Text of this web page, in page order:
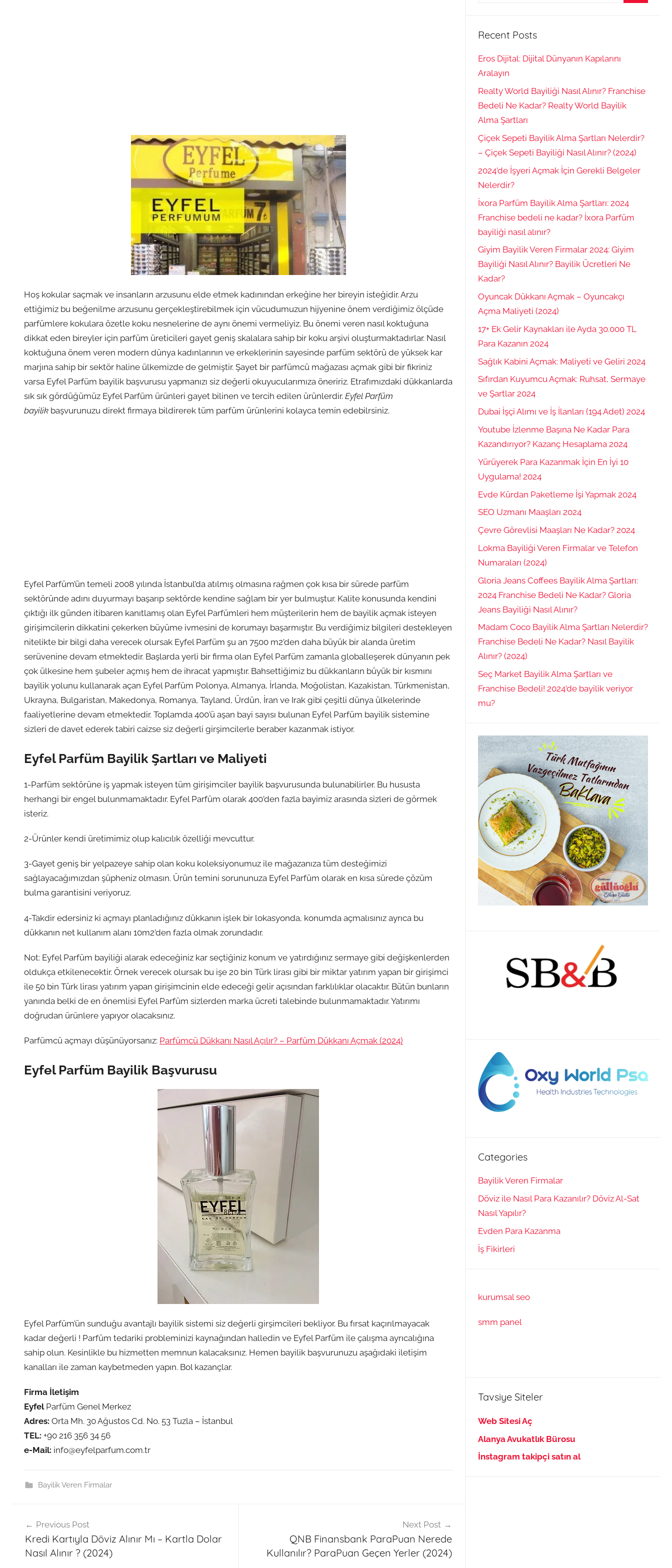
Hoş kokular saçmak ve insanların arzusunu elde etmek kadınından erkeğine her bireyin isteğidir. Arzu
ettiğimiz bu beğenilme arzusunu gerçekleştirebilmek için vücudumuzun hijyenine önem verdiğimiz ölçüde
parfümlere kokulara özetle koku nesnelerine de aynı önemi vermeliyiz. Bu önemi veren nasıl koktuğuna
dikkat eden bireyler için parfüm üreticileri gayet geniş skalalara sahip bir koku arşivi oluşturmaktadırlar. Nasıl
koktuğuna önem veren modern dünya kadınlarının ve erkeklerinin sayesinde parfüm sektörü de yüksek kar
marjına sahip bir sektör haline ülkemizde de gelmiştir. Şayet bir parfümcü mağazası açmak gibi bir fikriniz
varsa Eyfel Parfüm bayilik başvurusu yapmanızı siz değerli okuyucularımıza öneririz. Etrafımızdaki dükkanlarda
sık sık gördüğümüz Eyfel Parfüm ürünleri gayet bilinen ve tercih edilen ürünlerdir. Eyfel Parfüm
bayilik başvurunuzu direkt firmaya bildirerek tüm parfüm ürünlerini kolayca temin edebilrsiniz.
Eyfel Parfüm’ün temeli 2008 yılında İstanbul’da atılmış olmasına rağmen çok kısa bir sürede parfüm
sektöründe adını duyurmayı başarıp sektörde kendine sağlam bir yer bulmuştur. Kalite konusunda kendini
çıktığı ilk günden itibaren kanıtlamış olan Eyfel Parfümleri hem müşterilerin hem de bayilik açmak isteyen
girişimcilerin dikkatini çekerken büyüme ivmesini de korumayı başarmıştır. Bu verdiğimiz bilgileri destekleyen
nitelikte bir bilgi daha verecek olursak Eyfel Parfüm şu an 7500 m2’den daha büyük bir alanda üretim
serüvenine devam etmektedir. Başlarda yerli bir firma olan Eyfel Parfüm zamanla globalleşerek dünyanın pek
çok ülkesine hem şubeler açmış hem de ihracat yapmıştır. Bahsettiğimiz bu dükkanların büyük bir kısmını
bayilik yolunu kullanarak açan Eyfel Parfüm Polonya, Almanya, İrlanda, Moğolistan, Kazakistan, Türkmenistan,
Ukrayna, Bulgaristan, Makedonya, Romanya, Tayland, Ürdün, İran ve Irak gibi çeşitli dünya ülkelerinde
faaliyetlerine devam etmektedir. Toplamda 400’ü aşan bayi sayısı bulunan Eyfel Parfüm bayilik sistemine
sizleri de davet ederek tabiri caizse siz değerli girşimcilerle beraber kazanmak istiyor.
Eyfel Parfüm Bayilik Şartları ve Maliyeti
1-Parfüm sektörüne iş yapmak isteyen tüm girişimciler bayilik başvurusunda bulunabilirler. Bu hususta
herhangi bir engel bulunmamaktadır. Eyfel Parfüm olarak 400’den fazla bayimiz arasında sizleri de görmek
isteriz.
2-Ürünler kendi üretimimiz olup kalıcılık özelliği mevcuttur.
3-Gayet geniş bir yelpazeye sahip olan koku koleksiyonumuz ile mağazanıza tüm desteğimizi
sağlayacağımızdan şüpheniz olmasın. Ürün temini sorununuza Eyfel Parfüm olarak en kısa sürede çözüm
bulma garantisini veriyoruz.
4-Takdir edersiniz ki açmayı planladığınız dükkanın işlek bir lokasyonda, konumda açmalısınız ayrıca bu
dükkanın net kullanım alanı 10m2’den fazla olmak zorundadır.
Not: Eyfel Parfüm bayiliği alarak edeceğiniz kar seçtiğiniz konum ve yatırdığınız sermaye gibi değişkenlerden
oldukça etkilenecektir. Örnek verecek olursak bu işe 20 bin Türk lirası gibi bir miktar yatırım yapan bir girişimci
ile 50 bin Türk lirası yatırım yapan girişimcinin elde edeceği gelir açısından farklılıklar olacaktır. Bütün bunların
yanında belki de en önemlisi Eyfel Parfüm sizlerden marka ücreti talebinde bulunmamaktadır. Yatırımı
doğrudan ürünlere yapıyor olacaksınız.
Parfümcü açmayı düşünüyorsanız: Parfümcü Dükkanı Nasıl Açılır? – Parfüm Dükkanı Açmak (2024)
Eyfel Parfüm Bayilik Başvurusu
Eyfel Parfüm’ün sunduğu avantajlı bayilik sistemi siz değerli girşimcileri bekliyor. Bu fırsat kaçırılmayacak
kadar değerli ! Parfüm tedariki probleminizi kaynağından halledin ve Eyfel Parfüm ile çalışma ayrıcalığına
sahip olun. Kesinlikle bu hizmetten memnun kalacaksınız. Hemen bayilik başvurunuzu aşağıdaki iletişim
kanalları ile zaman kaybetmeden yapın. Bol kazançlar.
Firma İletişim
Eyfel Parfüm Genel Merkez
Adres: Orta Mh. 30 Ağustos Cd. No. 53 Tuzla – İstanbul
TEL: +90 216 356 34 56
e-Mail: info@eyfelparfum.com.tr
Bayilik Veren Firmalar
navigation
Previous Post
Kredi Kartıyla Döviz Alınır Mı – Kartla Dolar
Nasıl Alınır ? (2024)
Next Post
QNB Finansbank ParaPuan Nerede
Kullanılır? ParaPuan Geçen Yerler (2024)
Recent Posts
Eros Dijital: Dijital Dünyanın Kapılarını
Aralayın
Realty World Bayiliği Nasıl Alınır? Franchise
Bedeli Ne Kadar? Realty World Bayilik
Alma Şartları
Çiçek Sepeti Bayilik Alma Şartları Nelerdir?
– Çiçek Sepeti Bayiliği Nasıl Alınır? (2024)
2024’de İşyeri Açmak İçin Gerekli Belgeler
Nelerdir?
İxora Parfüm Bayilik Alma Şartları: 2024
Franchise bedeli ne kadar? İxora Parfüm
bayiliği nasıl alınır?
Giyim Bayilik Veren Firmalar 2024: Giyim
Bayiliği Nasıl Alınır? Bayilik Ücretleri Ne
Kadar?
Oyuncak Dükkanı Açmak – Oyuncakçı
Açma Maliyeti (2024)
17+ Ek Gelir Kaynakları ile Ayda 30.000 TL
Para Kazanın 2024
Sağlık Kabini Açmak: Maliyeti ve Geliri 2024
Sıfırdan Kuyumcu Açmak: Ruhsat, Sermaye
ve Şartlar 2024
Dubai İşçi Alımı ve İş İlanları (194 Adet) 2024
Youtube İzlenme Başına Ne Kadar Para
Kazandırıyor? Kazanç Hesaplama 2024
Yürüyerek Para Kazanmak İçin En İyi 10
Uygulama! 2024
Evde Kürdan Paketleme İşi Yapmak 2024
SEO Uzmanı Maaşları 2024
Çevre Görevlisi Maaşları Ne Kadar? 2024
Lokma Bayiliği Veren Firmalar ve Telefon
Numaraları (2024)
Gloria Jeans Coffees Bayilik Alma Şartları:
2024 Franchise Bedeli Ne Kadar? Gloria
Jeans Bayiliği Nasıl Alınır?
Madam Coco Bayilik Alma Şartları Nelerdir?
Franchise Bedeli Ne Kadar? Nasıl Bayilik
Alınır? (2024)
Seç Market Bayilik Alma Şartları ve
Franchise Bedeli! 2024’de bayilik veriyor
mu?
Categories
Bayilik Veren Firmalar
Döviz ile Nasıl Para Kazanılır? Döviz Al-Sat
Nasıl Yapılır?
Evden Para Kazanma
İş Fikirleri
kurumsal seo
smm panel
Tavsiye Siteler
Web Sitesi Aç
Alanya Avukatlık Bürosu
İnstagram takipçi satın al